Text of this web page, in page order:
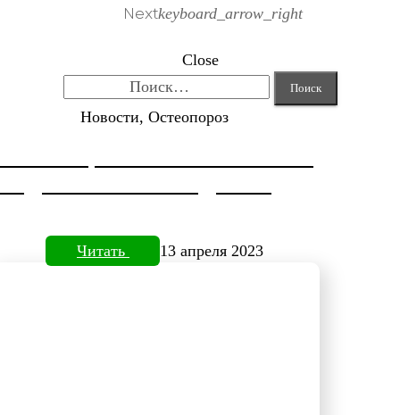
Nextkeyboard_arrow_right
Close
Новости, Остеопороз
Читать 13 апреля 2023